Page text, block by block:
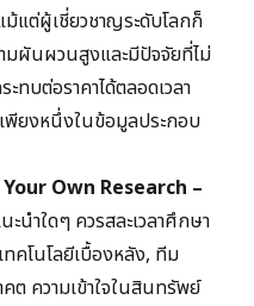
ม้แต่ผู้เชี่ยวชาญระดับโลกก็
มผันผวนสูงและมีปัจจัยที่ไม่
ทบต่อราคาได้ตลอดเวลา
พียงหนึ่งในข้อมูลประกอบ
Own Research –
นำใดๆ ควรสละเวลาศึกษา
คโนโลยีเบื้องหลัง, ทีม
ต ความเข้าใจในสินทรัพย์